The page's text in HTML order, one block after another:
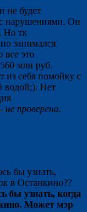
не будет
нарушениями. Он
Но тк
занимался
все это
млн руб.
из себя помойку с
водой;). Нет
проверено.
бы узнать,
в Останкино??
бы узнать, когда
Может мэр